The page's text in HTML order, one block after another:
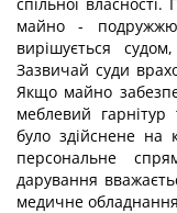
майно -
вирішується
Зазвичай суди
Якщо майно
меблевий
було здійснене на
персональне
дарування
медичне